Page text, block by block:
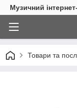
Музичний
Товари та